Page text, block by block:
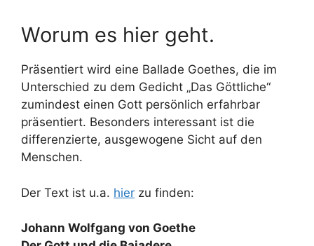
Worum es hier geht.
Präsentiert wird eine Ballade Goethes, die im
Unterschied zu dem Gedicht „Das Göttliche“
zumindest einen Gott persönlich erfahrbar
präsentiert. Besonders interessant ist die
differenzierte, ausgewogene Sicht auf den
Menschen.
Der Text ist u.a. hier zu finden:
Johann Wolfgang von Goethe